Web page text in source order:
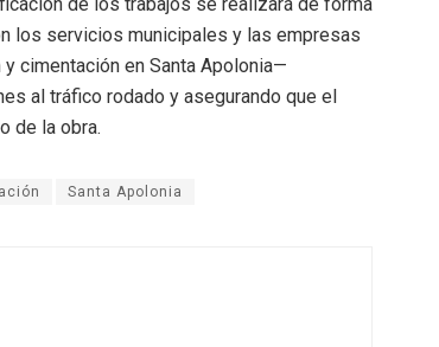
los servicios municipales y las empresas
cimentación en Santa Apolonia—
al tráfico rodado y asegurando que el
de la obra.
Santa Apolonia